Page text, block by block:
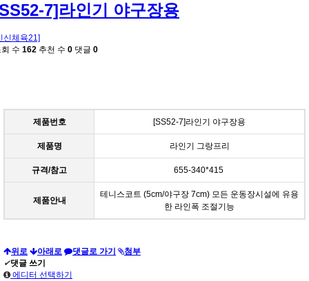
7]라인기 야구장용
신체육21]
수 162 추천 수 0 댓글 0
제품번호 [SS52-7]라인기 야구장용
제품명 라인기 그랑프리
규격/참고 655-340*415
제품안내
테니스코트 (5cm/야구장 7cm) 모든 운동장시설에 유용
한 라인폭 조절기능
위로 아래로 댓글로 가기
첨부
✔댓글 쓰기
에디터 선택하기